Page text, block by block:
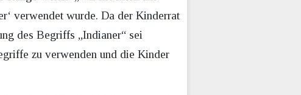
verwendet wurde. Da der Kinderrat
des Begriffs „Indianer“ sei
zu verwenden und die Kinder